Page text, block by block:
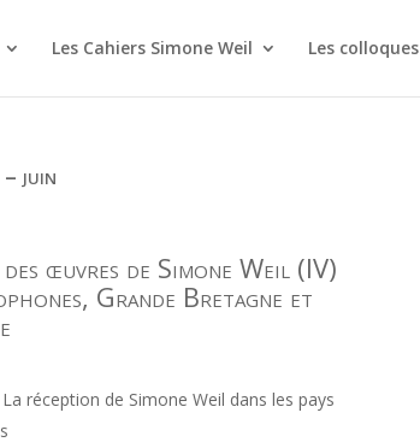
Les Cahiers Simone Weil Les colloques
– juin
œuvres de Simone Weil (IV)
Grande Bretagne et
La réception de Simone Weil dans les pays